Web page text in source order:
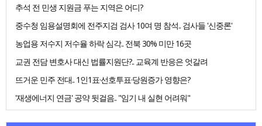
추석 전 민생 지원금 푸는 지역은 어디?
중수청 임용설명회에 전주지검 검사 10여 명 참석.. 검사들 '신중론'
농업용 저수지 저수율 하락 심각.. 전북 30% 미만 16곳
교권 전담 변호사 대신 법률지원단?.. 교육계 반응은 엇갈려
뜨거운 민주 전대.. 1인1표·선호투표·당원증가 영향은?
'재생에너지 연금' 공약 뒷걸음.. "임기 내 실현 어려워"